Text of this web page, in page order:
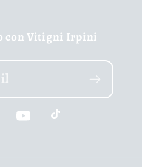
con Vitigni Irpini
YouTubeTikTok